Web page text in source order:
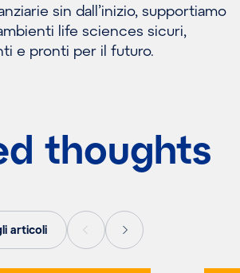
sin dall’inizio, supportiamo
life sciences sicuri,
e pronti per il futuro.
thoughts
articoli